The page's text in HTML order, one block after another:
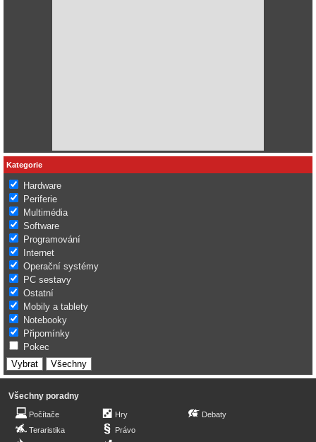
Kategorie
Hardware
Periferie
Multimédia
Software
Programování
Internet
Operační systémy
PC sestavy
Ostatní
Mobily a tablety
Notebooky
Připomínky
Pokec
Všechny poradny
Počítače
Teraristika
Hry
Právo
Debaty